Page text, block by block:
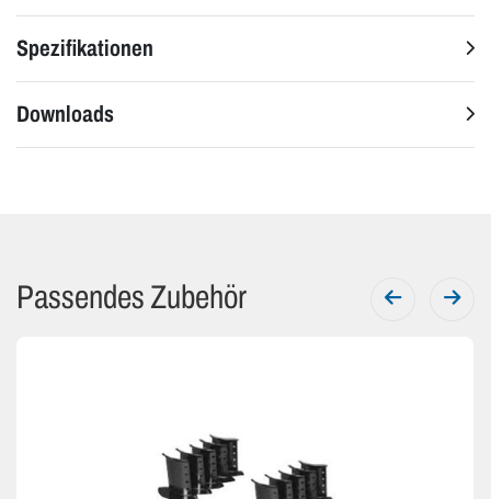
Spezifikationen
Downloads
Passendes Zubehör